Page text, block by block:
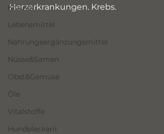
Kräuter
Lebensmittel
Nahrungsergänzungsmittel
Nüsse&Samen
Obst&Gemüse
Öle
Vitalstoffe
Hundeleckerli
Herzerkrankungen. Krebs.